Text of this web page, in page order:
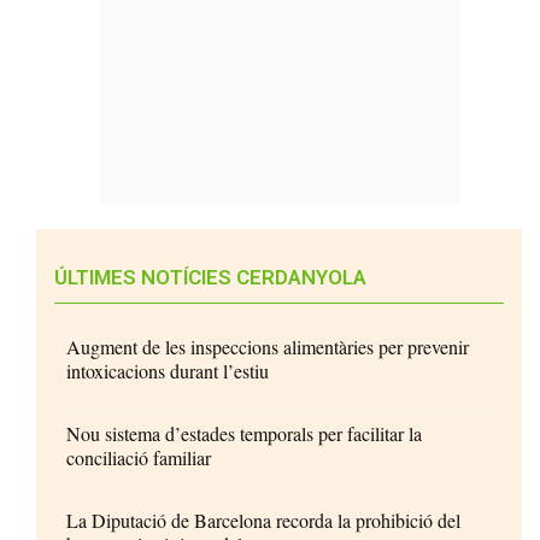
ÚLTIMES NOTÍCIES CERDANYOLA
Augment de les inspeccions alimentàries per prevenir
intoxicacions durant l’estiu
Nou sistema d’estades temporals per facilitar la
conciliació familiar
La Diputació de Barcelona recorda la prohibició del